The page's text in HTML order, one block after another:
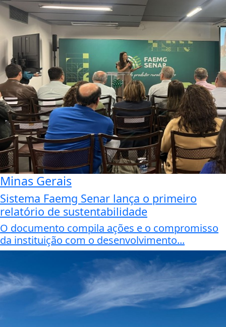
Minas Gerais
Sistema Faemg Senar lança o primeiro
relatório de sustentabilidade
O documento compila ações e o compromisso
da instituição com o desenvolvimento...